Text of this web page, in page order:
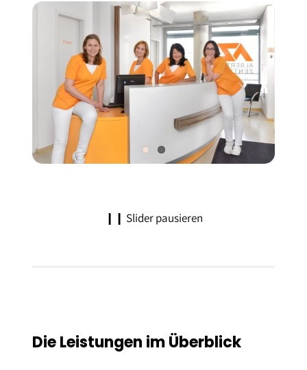
❙❙ Slider pausieren
Die Leistungen im Überblick